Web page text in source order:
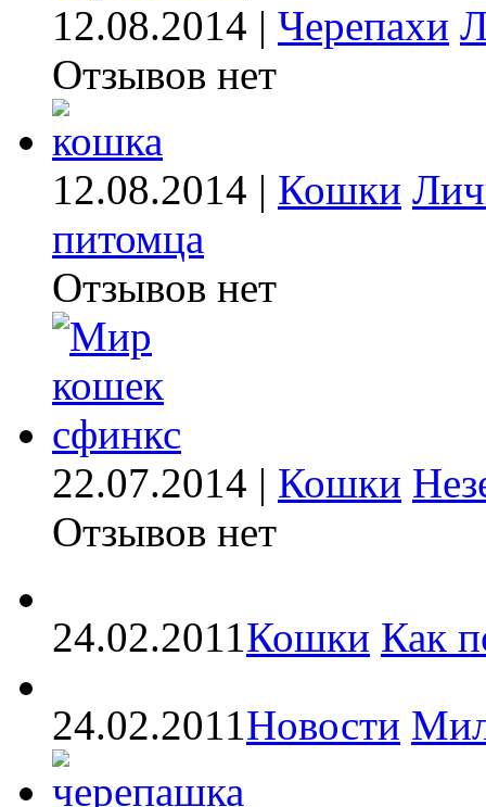
12.08.2014 | Черепахи
Отзывов нет
12.08.2014 | Кошки
питомца
Отзывов нет
22.07.2014 | Кошки
Отзывов нет
24.02.2011Кошки Как
24.02.2011Новости